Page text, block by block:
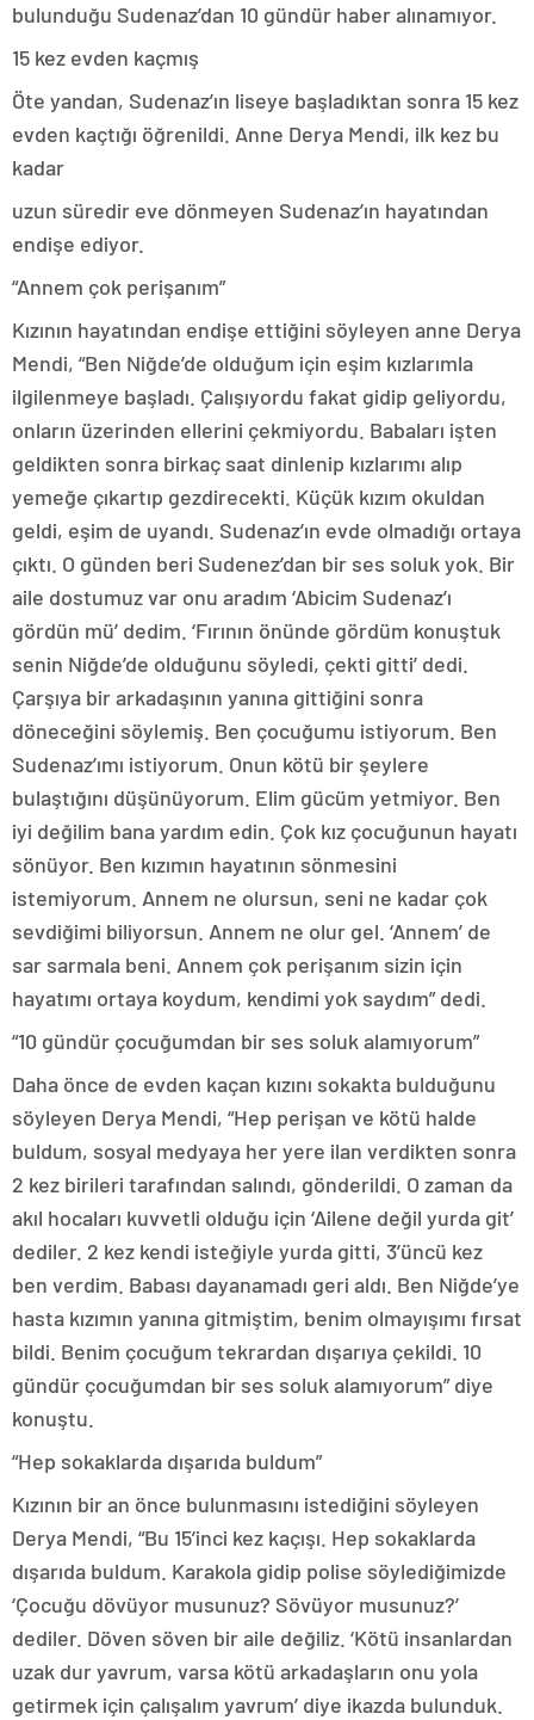
bulunduğu Sudenaz’dan 10 gündür haber alınamıyor.
15 kez evden kaçmış
Öte yandan, Sudenaz’ın liseye başladıktan sonra 15 kez
evden kaçtığı öğrenildi. Anne Derya Mendi, ilk kez bu
kadar
uzun süredir eve dönmeyen Sudenaz’ın hayatından
endişe ediyor.
“Annem çok perişanım”
Kızının hayatından endişe ettiğini söyleyen anne Derya
Mendi, “Ben Niğde’de olduğum için eşim kızlarımla
ilgilenmeye başladı. Çalışıyordu fakat gidip geliyordu,
onların üzerinden ellerini çekmiyordu. Babaları işten
geldikten sonra birkaç saat dinlenip kızlarımı alıp
yemeğe çıkartıp gezdirecekti. Küçük kızım okuldan
geldi, eşim de uyandı. Sudenaz’ın evde olmadığı ortaya
çıktı. O günden beri Sudenez’dan bir ses soluk yok. Bir
aile dostumuz var onu aradım ‘Abicim Sudenaz’ı
gördün mü’ dedim. ‘Fırının önünde gördüm konuştuk
senin Niğde’de olduğunu söyledi, çekti gitti’ dedi.
Çarşıya bir arkadaşının yanına gittiğini sonra
döneceğini söylemiş. Ben çocuğumu istiyorum. Ben
Sudenaz’ımı istiyorum. Onun kötü bir şeylere
bulaştığını düşünüyorum. Elim gücüm yetmiyor. Ben
iyi değilim bana yardım edin. Çok kız çocuğunun hayatı
sönüyor. Ben kızımın hayatının sönmesini
istemiyorum. Annem ne olursun, seni ne kadar çok
sevdiğimi biliyorsun. Annem ne olur gel. ‘Annem’ de
sar sarmala beni. Annem çok perişanım sizin için
hayatımı ortaya koydum, kendimi yok saydım” dedi.
“10 gündür çocuğumdan bir ses soluk alamıyorum”
Daha önce de evden kaçan kızını sokakta bulduğunu
söyleyen Derya Mendi, “Hep perişan ve kötü halde
buldum, sosyal medyaya her yere ilan verdikten sonra
2 kez birileri tarafından salındı, gönderildi. O zaman da
akıl hocaları kuvvetli olduğu için ‘Ailene değil yurda git’
dediler. 2 kez kendi isteğiyle yurda gitti, 3’üncü kez
ben verdim. Babası dayanamadı geri aldı. Ben Niğde’ye
hasta kızımın yanına gitmiştim, benim olmayışımı fırsat
bildi. Benim çocuğum tekrardan dışarıya çekildi. 10
gündür çocuğumdan bir ses soluk alamıyorum” diye
konuştu.
“Hep sokaklarda dışarıda buldum”
Kızının bir an önce bulunmasını istediğini söyleyen
Derya Mendi, “Bu 15’inci kez kaçışı. Hep sokaklarda
dışarıda buldum. Karakola gidip polise söylediğimizde
‘Çocuğu dövüyor musunuz? Sövüyor musunuz?’
dediler. Döven söven bir aile değiliz. ‘Kötü insanlardan
uzak dur yavrum, varsa kötü arkadaşların onu yola
getirmek için çalışalım yavrum’ diye ikazda bulunduk.